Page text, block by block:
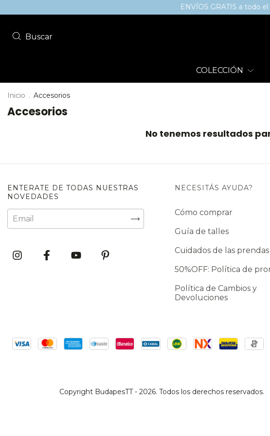
ENVÍOS GRATIS a todo el
Buscar
COLECCIÓN
Inicio . Accesorios
Accesorios
No tenemos resultados
ENTERATE DE TODAS NUESTRAS
NOVEDADES
NECESITÁS AYUDA?
Cómo comprar
Guía de talles
Cuidados de las prendas
50%OFF: Política de
Política de Cambios y
Devoluciones
Copyright BudapesTT - 2026. Todos los derechos reservados.